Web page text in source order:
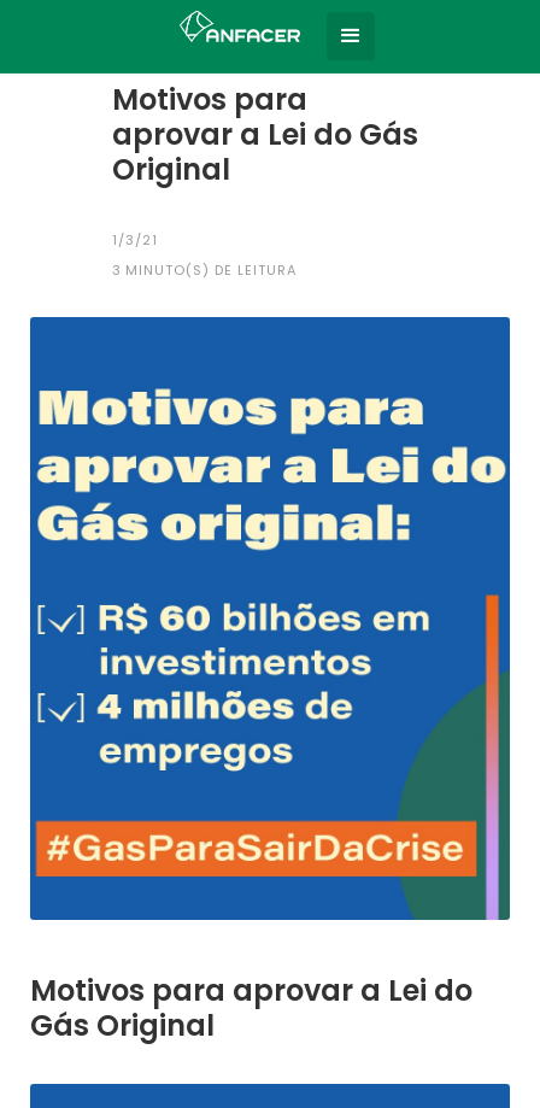
Todas as notícias
Motivos para
aprovar a Lei do Gás
Original
1/3/21
3 MINUTO(S) DE LEITURA
Motivos para aprovar a Lei do
Gás Original